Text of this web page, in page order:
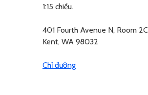
1:15 chiều.
401 Fourth Avenue N, Room 2C
Kent, WA 98032
Chỉ đường